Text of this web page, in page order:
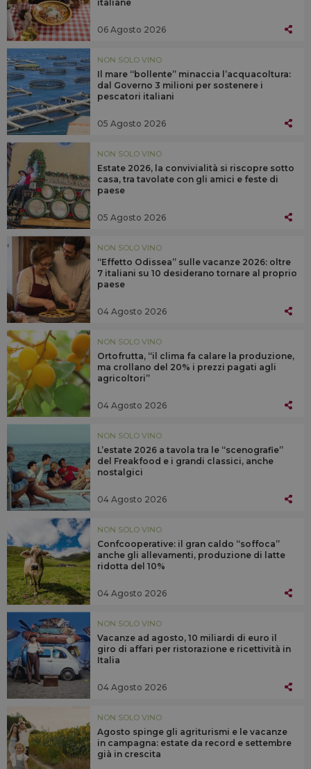
italiane
06 Agosto 2026
NON SOLO VINO
Il mare “bollente” minaccia l’acquacoltura:
dal Governo 3 milioni per sostenere i
pescatori italiani
05 Agosto 2026
NON SOLO VINO
Estate 2026, la convivialità si riscopre sotto
casa, tra tavolate con gli amici e feste di
paese
05 Agosto 2026
NON SOLO VINO
“Effetto Odissea” sulle vacanze 2026: oltre
7 italiani su 10 desiderano tornare al proprio
paese
04 Agosto 2026
NON SOLO VINO
Ortofrutta, “il clima fa calare la produzione,
ma crollano del 20% i prezzi pagati agli
agricoltori”
04 Agosto 2026
NON SOLO VINO
L’estate 2026 a tavola tra le “scenografie”
del Freakfood e i grandi classici, anche
nostalgici
04 Agosto 2026
NON SOLO VINO
Confcooperative: il gran caldo “soffoca”
anche gli allevamenti, produzione di latte
ridotta del 10%
04 Agosto 2026
NON SOLO VINO
Vacanze ad agosto, 10 miliardi di euro il
giro di affari per ristorazione e ricettività in
Italia
04 Agosto 2026
NON SOLO VINO
Agosto spinge gli agriturismi e le vacanze
in campagna: estate da record e settembre
già in crescita